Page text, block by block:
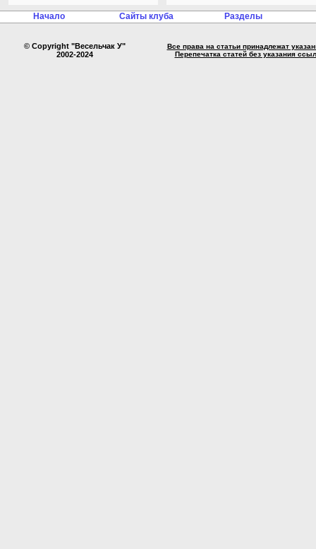
Начало Сайты клуба Разделы
© Copyright "Весельчак У"
2002-2024
Все права на статьи принадлежат
Перепечатка статей без указания